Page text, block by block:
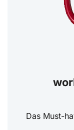
Das Must-